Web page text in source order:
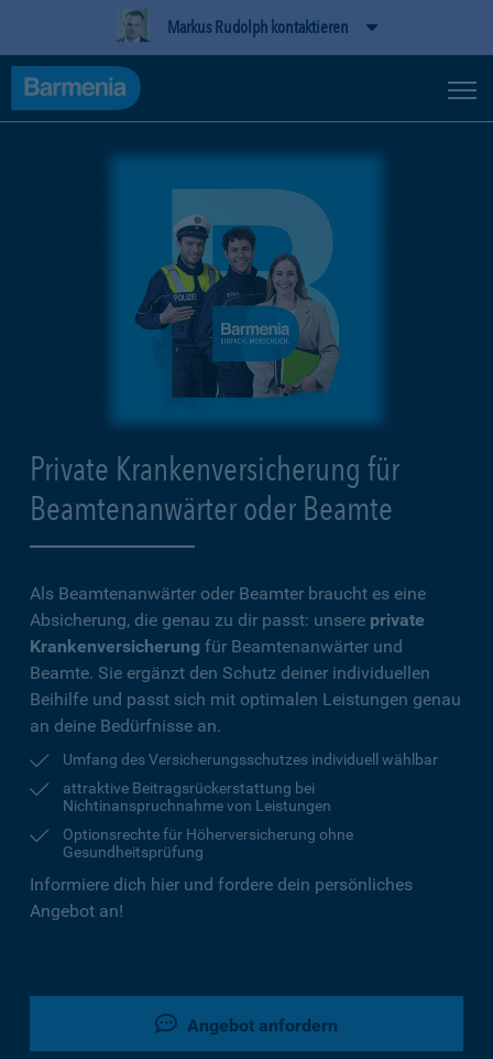
Markus Rudolph kontaktieren
Private Krankenversicherung für
Beamtenanwärter oder Beamte
Als Beamtenanwärter oder Beamter braucht es eine
Absicherung, die genau zu dir passt: unsere private
Krankenversicherung für Beamtenanwärter und
Beamte. Sie ergänzt den Schutz deiner individuellen
Beihilfe und passt sich mit optimalen Leistungen genau
an deine Bedürfnisse an.
Umfang des Versicherungsschutzes individuell wählbar
attraktive Beitragsrückerstattung bei
Nichtinanspruchnahme von Leistungen
Optionsrechte für Höherversicherung ohne
Gesundheitsprüfung
Informiere dich hier und fordere dein persönliches
Angebot an!
Angebot anfordern